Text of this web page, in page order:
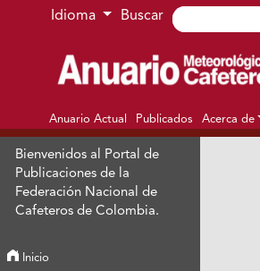
Ir al menú de navegación principal
Ir al contenido principal
Ir al pie de página del sitio
Idioma Buscar
Anuario Actual Publicados Acerca de
Bienvenidos al Portal de
Publicaciones de la
Federación Nacional de
Cafeteros de Colombia.
Inicio